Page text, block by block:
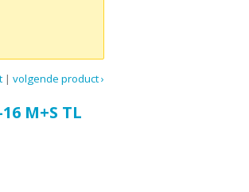
volgende product ›
|
M+S TL